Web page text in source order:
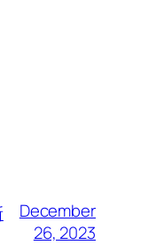
December
26, 2023